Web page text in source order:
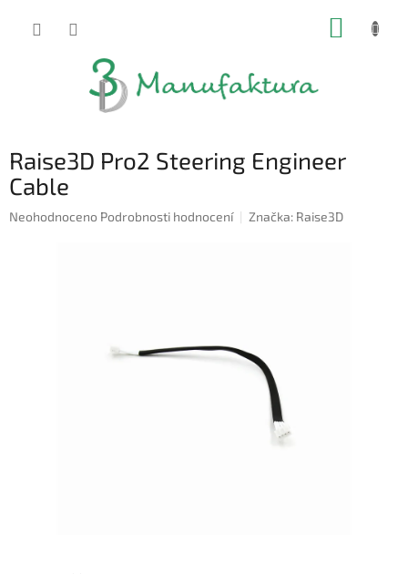
Raise3D Pro2 Steering Engineer
Cable
Průměrné
Neohodnoceno Podrobnosti hodnocení Značka: Raise3D